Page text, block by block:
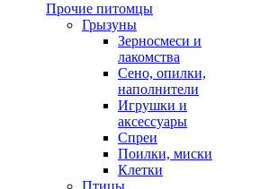
Прочие питомцы
Грызуны
Зерносмеси и
лакомства
Сено, опилки,
наполнители
Игрушки и
аксессуары
Спреи
Поилки, миски
Клетки
Птицы